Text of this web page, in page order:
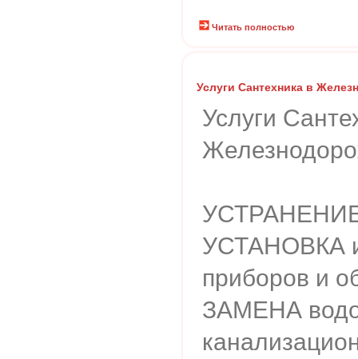
Читать полностью
Услуги Сантехника в
Услуги
УСТАНОВКА
приборов и
ЗАМЕНА